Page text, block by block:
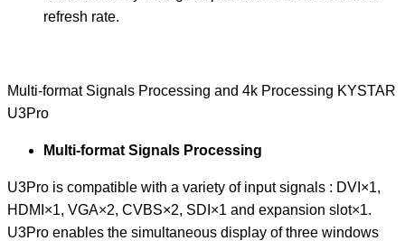
refresh rate.
Multi-format Signals Processing and 4k Processing KYSTAR
U3Pro
Multi-format Signals Processing
U3Pro is compatible with a variety of input signals : DVI×1,
HDMI×1, VGA×2, CVBS×2, SDI×1 and expansion slot×1.
U3Pro enables the simultaneous display of three windows